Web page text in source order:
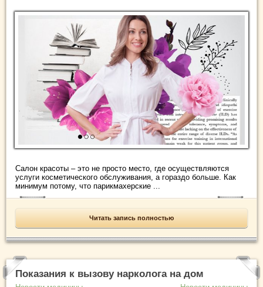
Салон красоты – это не просто место, где осуществляются
услуги косметического обслуживания, а гораздо больше. Как
минимум потому, что парикмахерские ...
Читать запись полностью
Показания к вызову нарколога на дом